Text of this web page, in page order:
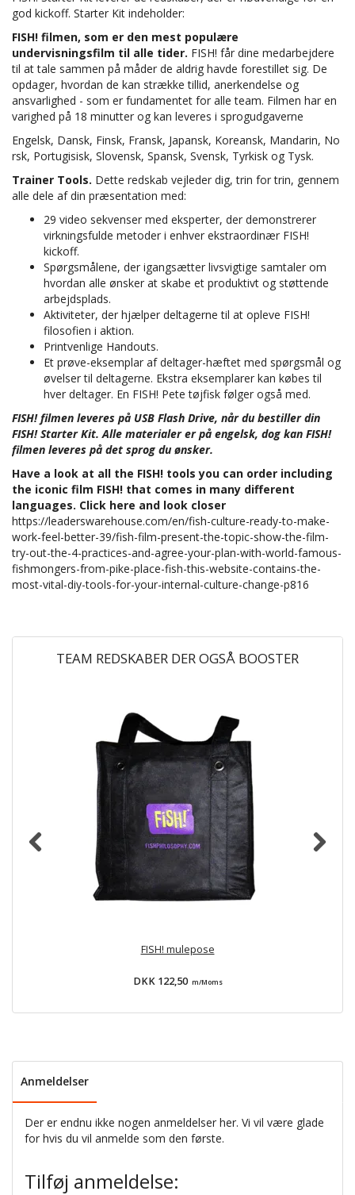
god kickoff. Starter Kit indeholder:
FISH! filmen, som er den mest populære
undervisningsfilm til alle tider. FISH! får dine medarbejdere
til at tale sammen på måder de aldrig havde forestillet sig. De
opdager, hvordan de kan strække tillid, anerkendelse og
ansvarlighed - som er fundamentet for alle team. Filmen har en
varighed på 18 minutter og kan leveres i sprogudgaverne
Engelsk, Dansk, Finsk, Fransk, Japansk, Koreansk, Mandarin, No
rsk, Portugisisk, Slovensk, Spansk, Svensk, Tyrkisk og Tysk.
Trainer Tools. Dette redskab vejleder dig, trin for trin, gennem
alle dele af din præsentation med:
29 video sekvenser med eksperter, der demonstrerer
virkningsfulde metoder i enhver ekstraordinær FISH!
kickoff.
Spørgsmålene, der igangsætter livsvigtige samtaler om
hvordan alle ønsker at skabe et produktivt og støttende
arbejdsplads.
Aktiviteter, der hjælper deltagerne til at opleve FISH!
filosofien i aktion.
Printvenlige Handouts.
Et prøve-eksemplar af deltager-hæftet med spørgsmål og
øvelser til deltagerne. Ekstra eksemplarer kan købes til
hver deltager. En FISH! Pete tøjfisk følger også med.
FISH! filmen leveres på USB Flash Drive, når du bestiller din
FISH! Starter Kit. Alle materialer er på engelsk, dog kan FISH!
filmen leveres på det sprog du ønsker.
Have a look at all the FISH! tools you can order including
the iconic film FISH! that comes in many different
languages. Click here and look closer
https://leaderswarehouse.com/en/fish-culture-ready-to-make-
work-feel-better-39/fish-film-present-the-topic-show-the-film-
try-out-the-4-practices-and-agree-your-plan-with-world-famous-
fishmongers-from-pike-place-fish-this-website-contains-the-
most-vital-diy-tools-for-your-internal-culture-change-p816
TEAM REDSKABER DER OGSÅ BOOSTER
FISH! mulepose
DKK 122,50 m/Moms
Anmeldelser
Der er endnu ikke nogen anmeldelser her. Vi vil være glade
for hvis du vil anmelde som den første.
Tilføj anmeldelse: